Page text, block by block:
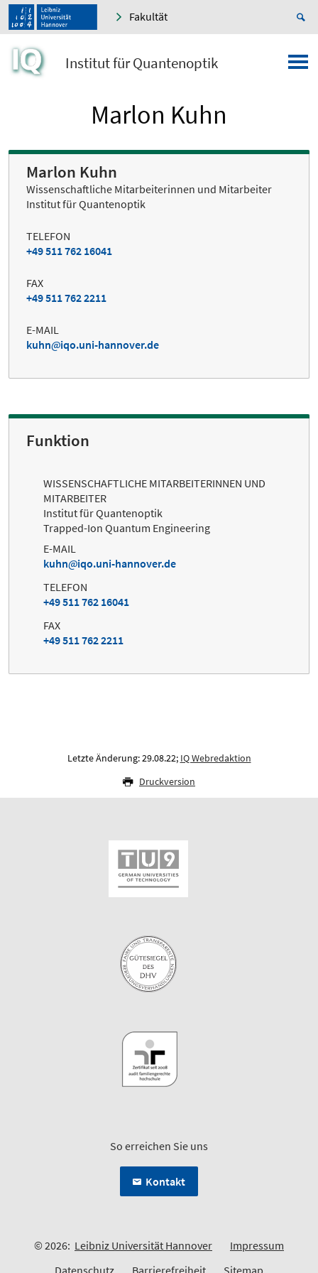
Fakultät
Institut für Quantenoptik
Marlon Kuhn
Marlon Kuhn
Wissenschaftliche Mitarbeiterinnen und Mitarbeiter
Institut für Quantenoptik
TELEFON
+49 511 762 16041
FAX
+49 511 762 2211
E-MAIL
kuhn
iqo.uni-hannover.de
Funktion
WISSENSCHAFTLICHE MITARBEITERINNEN UND
MITARBEITER
Institut für Quantenoptik
Trapped-Ion Quantum Engineering
E-MAIL
kuhn
iqo.uni-hannover.de
TELEFON
+49 511 762 16041
FAX
+49 511 762 2211
Letzte Änderung: 29.08.22; IQ Webredaktion
Druckversion
So erreichen Sie uns
Kontakt
© 2026: Leibniz Universität Hannover
Impressum
Datenschutz
Barrierefreiheit Sitemap